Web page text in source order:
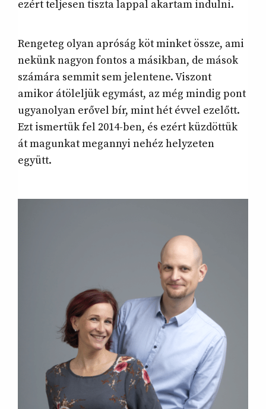
ezért teljesen tiszta lappal akartam indulni.
Rengeteg olyan apróság köt minket össze, ami
nekünk nagyon fontos a másikban, de mások
számára semmit sem jelentene. Viszont
amikor átöleljük egymást, az még mindig pont
ugyanolyan erővel bír, mint hét évvel ezelőtt.
Ezt ismertük fel 2014-ben, és ezért küzdöttük
át magunkat megannyi nehéz helyzeten
együtt.